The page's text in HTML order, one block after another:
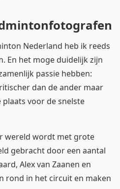
Nederland heb ik reeds
En het moge duidelijk zijn
passie hebben:
dan de ander maar
voor de snelste
wereld wordt met grote
gebracht door een aantal
Alex van Zaanen en
rond in het circuit en maken